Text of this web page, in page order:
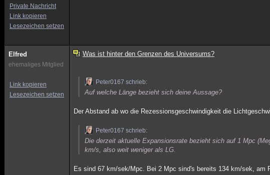
Private Nachricht
Link kopieren
Lesezeichen setzen
Elfred
ehemaliges Mitglied
Link kopieren
Lesezeichen setzen
Was ist hinter den Grenzen des Universums?
Peter0167 schrieb:
Auf welche Länge bezieht sich deine Aussage?
Der Abstand ab wo die Rezessionsgeschwindigkeit die
Peter0167 schrieb:
Die derzeit aktuelle Expansionsrate bezieht sich auf 1 Mpc
km/s, also weit weniger als LG.
Es sind 67 km/sek/Mpc. Bei 2 Mpc sind's bereits 134 km/sek, am